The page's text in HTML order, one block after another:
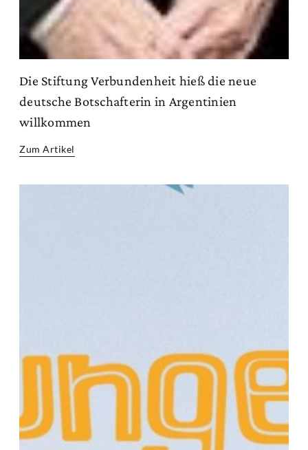
Die Stiftung Verbundenheit hieß die neue
deutsche Botschafterin in Argentinien
willkommen
Zum Artikel